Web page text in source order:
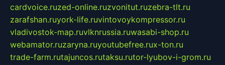
cardvoice.ruzed-online.ruzvonitut.ruzebra-tlt.ru
zarafshan.ruyork-life.ruvintovoykompressor.ru
vladivostok-map.ruvlknrussia.ruwasabi-shop.ru
webamator.ruzaryna.ruyoutubefree.rux-ton.ru
trade-farm.rutajuncos.rutaksu.rutor-lyubov-i-grom.ru